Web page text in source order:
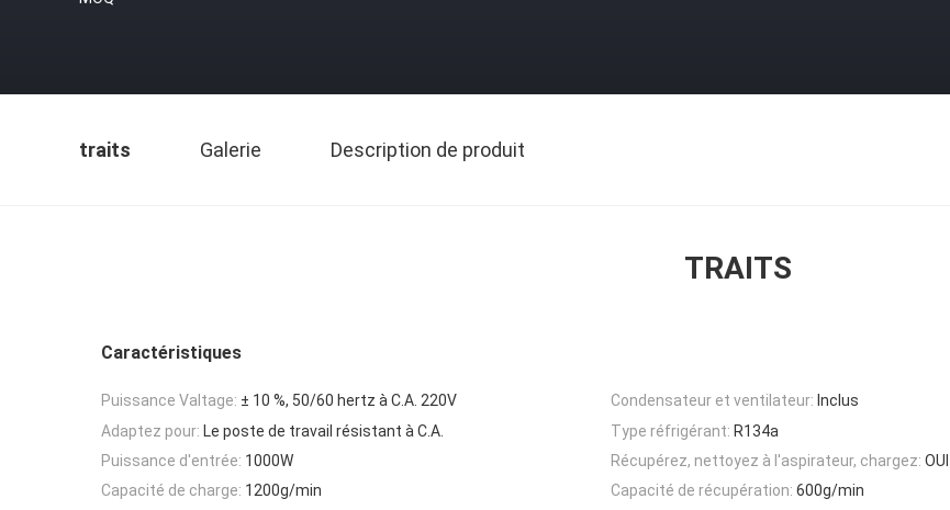
traits Galerie Description de produit
TRAITS
Caractéristiques
Puissance Valtage: ± 10 %, 50/60 hertz à C.A. 220V Condensateur et ventilateur: Inclus
Adaptez pour: Le poste de travail résistant à C.A. Type réfrigérant: R134a
Puissance d'entrée: 1000W Récupérez, nettoyez à l'aspirateur, chargez: OUI
Capacité de charge: 1200g/min Capacité de récupération: 600g/min